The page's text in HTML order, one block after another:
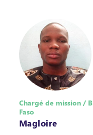
Chargé de mission /
Faso
Magloire